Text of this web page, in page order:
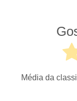
Média da